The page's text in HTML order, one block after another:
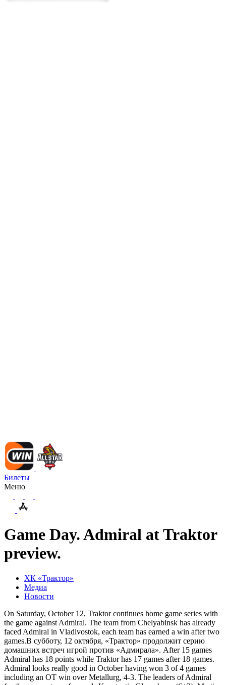
Билеты
Меню
Game Day. Admiral at Traktor
preview.
ХК «Трактор»
Медиа
Новости
On Saturday, October 12, Traktor continues home game series with
the game against Admiral. The team from Chelyabinsk has already
faced Admiral in Vladivostok, each team has earned a win after two
games.В субботу, 12 октября, «Трактор» продолжит серию
домашних встреч игрой против «Адмирала». After 15 games
Admiral has 18 points while Traktor has 17 games after 18 games.
Admiral looks really good in October having won 3 of 4 games
including an OT win over Metallurg, 4-3. The leaders of Admiral